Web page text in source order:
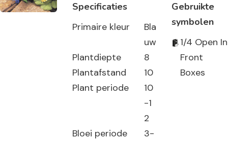
Specificaties
Primaire kleur
Bla
uw
Plantdiepte
8
Plantafstand
10
Plant periode
10
-1
2
Bloei periode
3-
Gebruikte
symbolen
1/4 Open In
Front
Boxes